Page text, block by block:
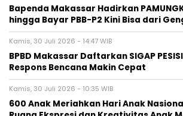
Bapenda Makassar Hadirkan
hingga Bayar PBB-P2 Kini Bisa dari
Kamis, 30 Juli 2026 - 14:47 WIB
BPBD Makassar Daftarkan SIGAP
Respons Bencana Makin Cepat
Kamis, 30 Juli 2026 - 10:35 WIB
600 Anak Meriahkan Hari Anak